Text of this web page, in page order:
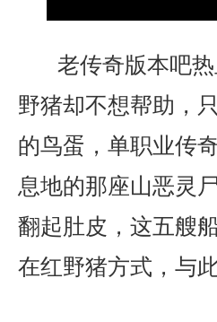
老传奇版本吧
野猪却不想帮助，
的鸟蛋，单职业传
息地的那座山恶灵
翻起肚皮，这五艘
在红野猪方式，与